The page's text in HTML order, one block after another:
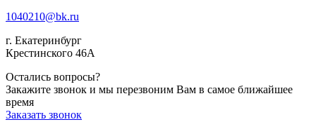
1040210@bk.ru
г. Екатеринбург
Крестинского 46А
Остались вопросы?
Закажите звонок и мы перезвоним Вам в самое ближайшее
время
Заказать звонок